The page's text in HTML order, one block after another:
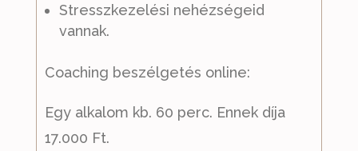
Stresszkezelési nehézségeid
vannak.
Coaching beszélgetés online:
Egy alkalom kb. 60 perc. Ennek díja
17.000 Ft.